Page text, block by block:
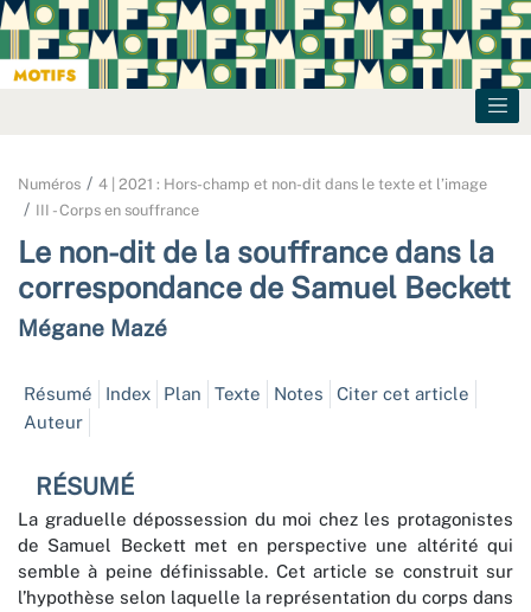
Numéros
4 | 2021 : Hors-champ et non-dit dans le texte et l’image
III - Corps en souffrance
Le non-dit de la souffrance dans la
correspondance de Samuel Beckett
Mégane Mazé
Résumé Index Plan Texte Notes
Citer cet article
Auteur
RÉSUMÉ
La graduelle dépossession du moi chez les protagonistes
de Samuel Beckett met en perspective une altérité qui
semble à peine définissable. Cet article se construit sur
l’hypothèse selon laquelle la représentation du corps dans